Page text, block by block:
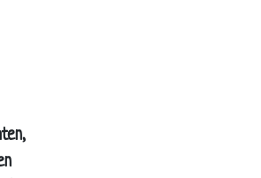
op politiebureau